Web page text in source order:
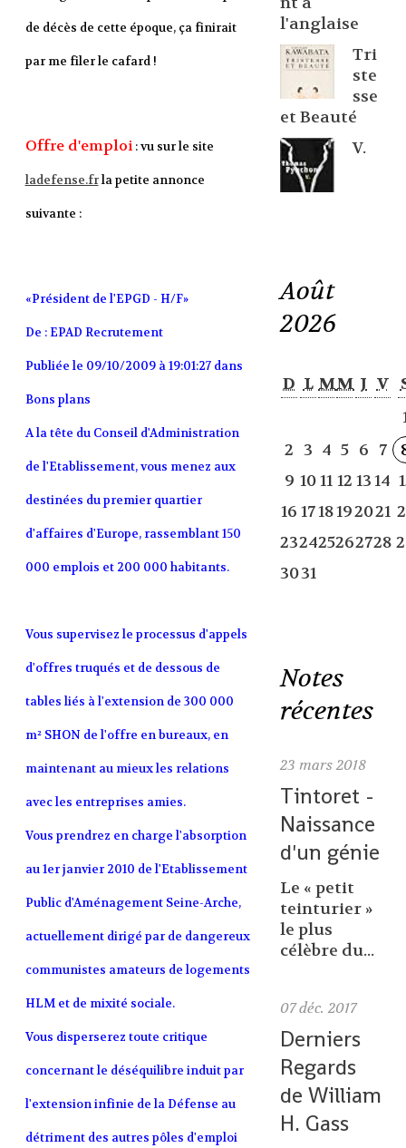
de décès de cette époque, ça finirait
par me filer le cafard !
Offre d'emploi: vu sur le site
ladefense.frla petite annonce
suivante :
«Président de l'EPGD - H/F»
De : EPAD Recrutement
Publiée le 09/10/2009 à 19:01:27 dans
Bons plans
A la tête du Conseil d'Administration
de l'Etablissement, vous menez aux
destinées du premier quartier
d'affaires d'Europe, rassemblant 150
000 emplois et 200 000 habitants.
Vous supervisez le processus d'appels
d'offres truqués et de dessous de
tables liés à l'extension de 300 000
m² SHON de l'offre en bureaux, en
maintenant au mieux les relations
avec les entreprises amies.
Vous prendrez en charge l'absorption
au 1er janvier 2010 de l'Etablissement
Public d'Aménagement Seine-Arche,
actuellement dirigé par de dangereux
communistes amateurs de logements
HLM et de mixité sociale.
Vous disperserez toute critique
concernant le déséquilibre induit par
l'extension infinie de la Défense au
détriment des autres pôles d'emploi
l'anglaise
Tri
ste
sse
et Beauté
V.
Août
2026
D L MM J V
2 3 4 5 6 7
9 1011 12 1314
16 1718192021
232425262728
3031
Notes
récentes
23 mars 2018
Tintoret -
Naissance
d'un génie
Le « petit
teinturier »
le plus
célèbre du...
07 déc. 2017
Derniers
Regards
de William
H. Gass